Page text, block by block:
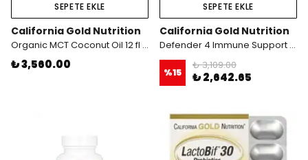
SEPETE EKLE
California Gold Nutrition
Organic MCT Coconut Oil 12 fl ( 355 ml )
₺ 3,560.00
SEPETE EKLE
California Gold Nutrition
Defender 4 Immune Support 180 Kapsül
%15
₺ 3,109.00
₺ 2,642.65